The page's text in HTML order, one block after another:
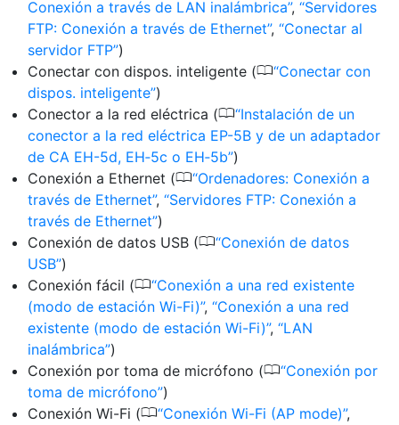
Conexión a través de LAN inalámbrica ,
Servidores
FTP: Conexión a través de Ethernet ,
Conectar al
servidor FTP )
Conectar con dispos. inteligente (0 Conectar con
dispos. inteligente )
Conector a la red eléctrica (0 Instalación de un
conector a la red eléctrica EP-5B y de un adaptador
de CA EH-5d, EH‑5c o EH‑5b )
Conexión a Ethernet (0 Ordenadores: Conexión a
través de Ethernet ,
Servidores FTP: Conexión a
través de Ethernet )
Conexión de datos USB (0 Conexión de datos
USB )
Conexión fácil (0 Conexión a una red existente
(modo de estación Wi-Fi) ,
Conexión a una red
existente (modo de estación Wi-Fi) ,
LAN
inalámbrica )
Conexión por toma de micrófono (0 Conexión por
toma de micrófono )
Conexión Wi-Fi (0 Conexión Wi-Fi (AP mode) ,